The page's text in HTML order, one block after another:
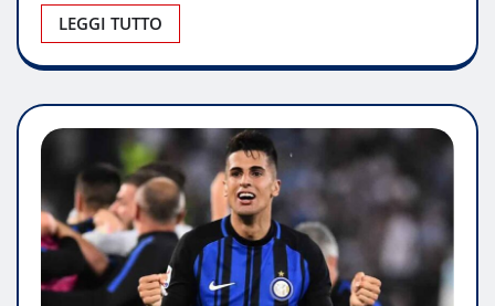
LEGGI TUTTO